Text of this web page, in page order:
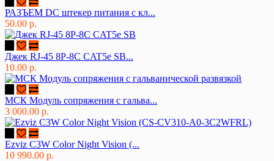
РАЗЪЕМ DC штекер питания с кл...
50.00 р.
Джек RJ-45 8P-8C CAT5e SB...
10.00 р.
МСК Модуль сопряжения с гальва...
3 000.00 р.
Ezviz C3W Color Night Vision (...
10 990.00 р.